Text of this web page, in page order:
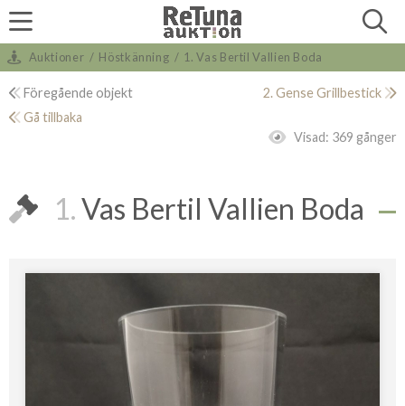
Auktioner / Höstkänning / 1. Vas Bertil Vallien Boda
Föregående objekt
2. Gense Grillbestick
Gå tillbaka
Visad: 369 gånger
1.Vas Bertil Vallien Boda